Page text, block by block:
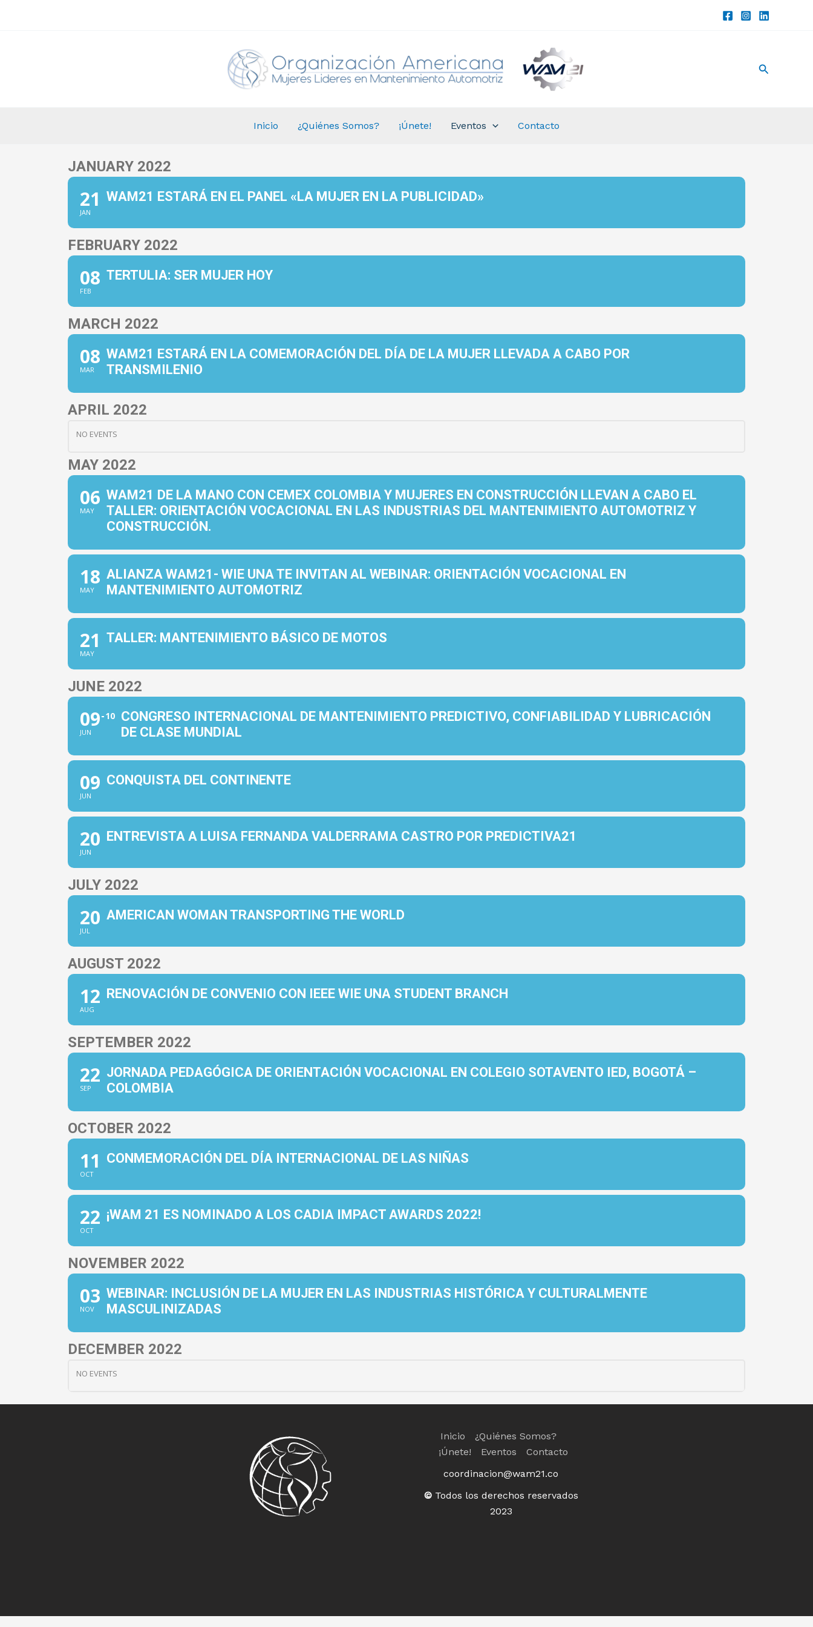
Buscar
Inicio ¿Quiénes Somos? ¡Únete! Eventos Contacto
JANUARY 2022
21
JAN
WAM21 ESTARÁ EN EL PANEL «LA MUJER EN LA PUBLICIDAD»
FEBRUARY 2022
08
FEB
TERTULIA: SER MUJER HOY
MARCH 2022
08
MAR
WAM21 ESTARÁ EN LA COMEMORACIÓN DEL DÍA DE LA MUJER LLEVADA A CABO POR
TRANSMILENIO
APRIL 2022
NO EVENTS
MAY 2022
06
MAY
WAM21 DE LA MANO CON CEMEX COLOMBIA Y MUJERES EN CONSTRUCCIÓN LLEVAN A CABO EL
TALLER: ORIENTACIÓN VOCACIONAL EN LAS INDUSTRIAS DEL MANTENIMIENTO AUTOMOTRIZ Y
CONSTRUCCIÓN.
18
MAY
ALIANZA WAM21- WIE UNA TE INVITAN AL WEBINAR: ORIENTACIÓN VOCACIONAL EN
MANTENIMIENTO AUTOMOTRIZ
21
MAY
TALLER: MANTENIMIENTO BÁSICO DE MOTOS
JUNE 2022
09
JUN
10 CONGRESO INTERNACIONAL DE MANTENIMIENTO PREDICTIVO, CONFIABILIDAD Y LUBRICACIÓN
DE CLASE MUNDIAL
09
JUN
CONQUISTA DEL CONTINENTE
20
JUN
ENTREVISTA A LUISA FERNANDA VALDERRAMA CASTRO POR PREDICTIVA21
JULY 2022
20
JUL
AMERICAN WOMAN TRANSPORTING THE WORLD
AUGUST 2022
12
AUG
RENOVACIÓN DE CONVENIO CON IEEE WIE UNA STUDENT BRANCH
SEPTEMBER 2022
22
SEP
JORNADA PEDAGÓGICA DE ORIENTACIÓN VOCACIONAL EN COLEGIO SOTAVENTO IED, BOGOTÁ –
COLOMBIA
OCTOBER 2022
11
OCT
CONMEMORACIÓN DEL DÍA INTERNACIONAL DE LAS NIÑAS
22
OCT
¡WAM 21 ES NOMINADO A LOS CADIA IMPACT AWARDS 2022!
NOVEMBER 2022
03
NOV
WEBINAR: INCLUSIÓN DE LA MUJER EN LAS INDUSTRIAS HISTÓRICA Y CULTURALMENTE
MASCULINIZADAS
DECEMBER 2022
NO EVENTS
Inicio
¿Quiénes Somos?
¡Únete!
Eventos
Contacto
coordinacion@wam21.co
© Todos los derechos reservados
2023